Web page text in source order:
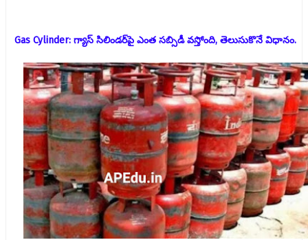
Gas Cylinder: గ్యాస్ సిలిండర్‌పై ఎంత సబ్సిడీ వస్తోంది, తెలుసుకొనే విధానం.